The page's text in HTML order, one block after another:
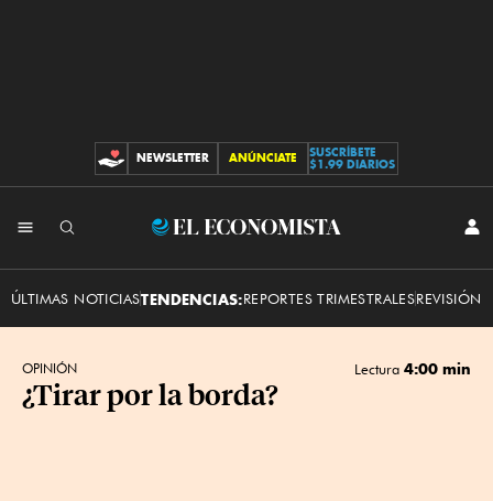
CONTRIBUCIONES
NEWSLETTER ANÚNCIATE
SUSCRÍBETE
$1.99 DIARIOS
El
ÚLTIMAS NOTICIASTENDENCIAS:REPORTES TRIMESTRALESREVISIÓN
OPINIÓN Lectura 4:00 min
¿Tirar por la borda?